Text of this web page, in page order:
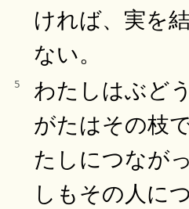
ければ、実を
ない。
5
わたしはぶど
がたはその枝
たしにつなが
しもその人に